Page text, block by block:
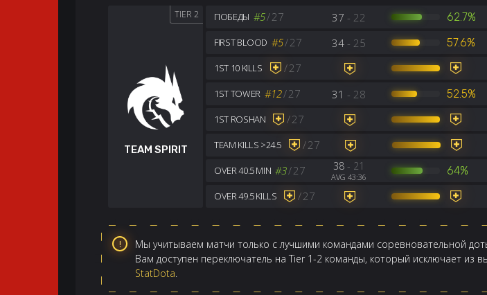
TEAM SPIRIT
TIER 2 ПОБЕДЫ #5/27 37 - 22 62.7%
FIRST BLOOD #5/27 34- 25 57.6%
1ST 10 KILLS /27
1ST TOWER #12/27 31 - 28 52.5%
1ST ROSHAN /27
TEAM KILLS >24.5 /27
OVER 40.5 MIN #3/27 38- 21
AVG 43:36 64%
OVER 49.5 KILLS /27
Мы учитываем матчи только с лучшими командами соревновательной
Вам доступен переключатель на Tier 1-2 команды, который исключает из
StatDota.